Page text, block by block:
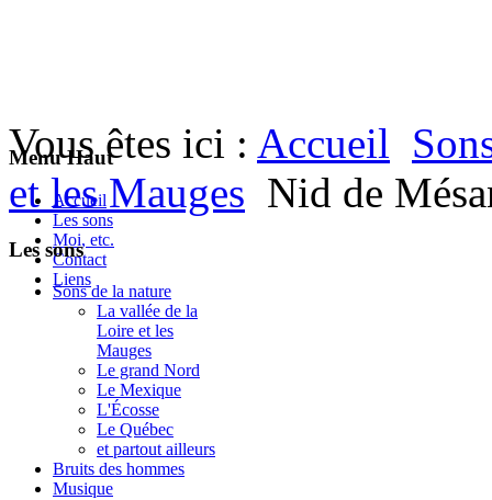
Menu Haut
Accueil
Les sons
Moi, etc.
Contact
Liens
Vous êtes ici : Accueil
et les Mauges Nid de
Les sons
Sons de la nature
La vallée de la
Loire et les
Mauges
Le grand Nord
Le Mexique
L'Écosse
Le Québec
et partout ailleurs
Bruits des hommes
Musique